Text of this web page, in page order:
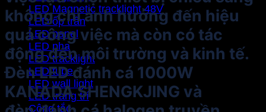
LED Magnetic tracklight 48V
LED ốp trần
LED panel
LED pha
LED tracklight
LED tube
LED wall light
LED trang trí
Công tắc
không chỉ ảnh hưởng đến hiệu
quả công việc mà còn có tác
động đến môi trường và kinh tế.
Đèn LED đánh cá 1000W
KANADA SHENGKJING và